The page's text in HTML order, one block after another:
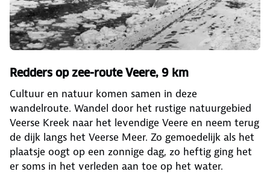
Redders op zee-route Veere, 9 km
Cultuur en natuur komen samen in deze
wandelroute. Wandel door het rustige natuurgebied
Veerse Kreek naar het levendige Veere en neem terug
de dijk langs het Veerse Meer. Zo gemoedelijk als het
plaatsje oogt op een zonnige dag, zo heftig ging het
er soms in het verleden aan toe op het water.